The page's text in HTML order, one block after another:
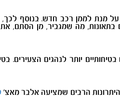
על מנת לממן רכב חדש. בנוסף
בתאונות, מה שמגביר, מן הסתם, את
יותר לנהגים הצעירים.
הרבים שמציעה אלבר מאצ'